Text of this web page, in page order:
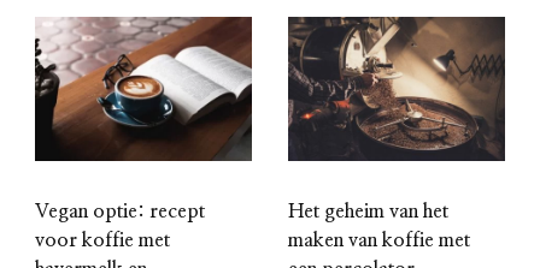
Vegan optie: recept
voor koffie met
Het geheim van het
maken van koffie met